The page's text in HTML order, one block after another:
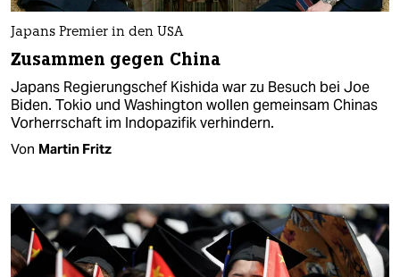
Japans Premier in den USA
Zusammen gegen China
Japans Regierungschef Kishida war zu Besuch bei Joe
Biden. Tokio und Washington wollen gemeinsam Chinas
Vorherrschaft im Indopazifik verhindern.
Von Martin Fritz